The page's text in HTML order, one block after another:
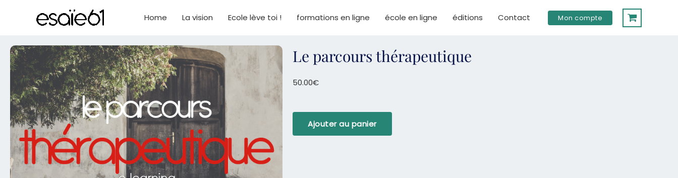
Home La vision Ecole lève toi ! formations en ligne école en ligne éditions Contact Mon compte
Le parcours thérapeutique
50.00€
Ajouter au panier